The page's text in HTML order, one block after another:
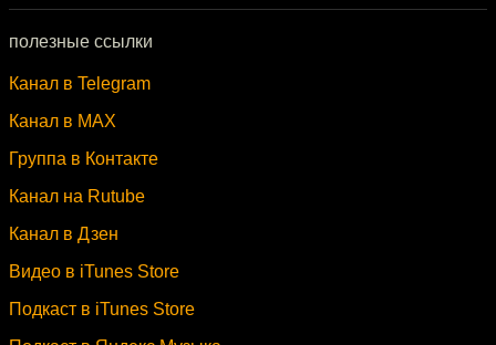
полезные ссылки
Канал в Telegram
Канал в MAX
Группа в Контакте
Канал на Rutube
Канал в Дзен
Видео в iTunes Store
Подкаст в iTunes Store